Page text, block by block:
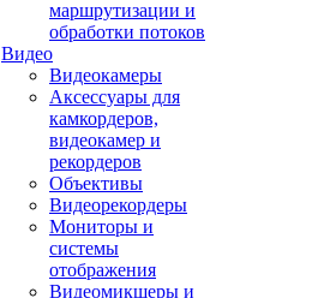
маршрутизации и
обработки потоков
Видео
Видеокамеры
Аксессуары для
камкордеров,
видеокамер и
рекордеров
Объективы
Видеорекордеры
Мониторы и
системы
отображения
Видеомикшеры и